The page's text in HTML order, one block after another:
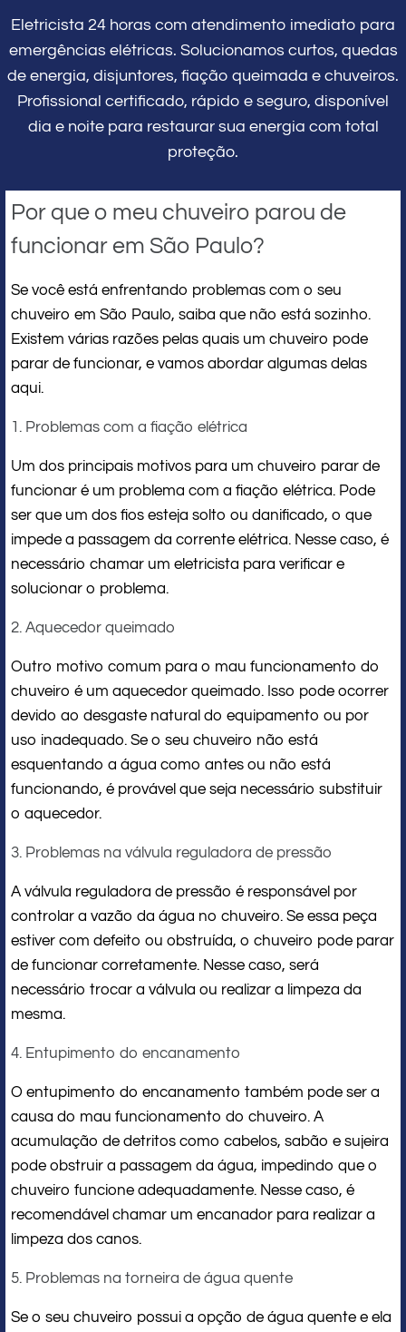
Eletricista 24 horas com atendimento imediato para
emergências elétricas. Solucionamos curtos, quedas
de energia, disjuntores, fiação queimada e chuveiros.
Profissional certificado, rápido e seguro, disponível
dia e noite para restaurar sua energia com total
proteção.
Por que o meu chuveiro parou de
funcionar em São Paulo?
Se você está enfrentando problemas com o seu
chuveiro em São Paulo, saiba que não está sozinho.
Existem várias razões pelas quais um chuveiro pode
parar de funcionar, e vamos abordar algumas delas
aqui.
1. Problemas com a fiação elétrica
Um dos principais motivos para um chuveiro parar de
funcionar é um problema com a fiação elétrica. Pode
ser que um dos fios esteja solto ou danificado, o que
impede a passagem da corrente elétrica. Nesse caso, é
necessário chamar um eletricista para verificar e
solucionar o problema.
2. Aquecedor queimado
Outro motivo comum para o mau funcionamento do
chuveiro é um aquecedor queimado. Isso pode ocorrer
devido ao desgaste natural do equipamento ou por
uso inadequado. Se o seu chuveiro não está
esquentando a água como antes ou não está
funcionando, é provável que seja necessário substituir
o aquecedor.
3. Problemas na válvula reguladora de pressão
A válvula reguladora de pressão é responsável por
controlar a vazão da água no chuveiro. Se essa peça
estiver com defeito ou obstruída, o chuveiro pode parar
de funcionar corretamente. Nesse caso, será
necessário trocar a válvula ou realizar a limpeza da
mesma.
4. Entupimento do encanamento
O entupimento do encanamento também pode ser a
causa do mau funcionamento do chuveiro. A
acumulação de detritos como cabelos, sabão e sujeira
pode obstruir a passagem da água, impedindo que o
chuveiro funcione adequadamente. Nesse caso, é
recomendável chamar um encanador para realizar a
limpeza dos canos.
5. Problemas na torneira de água quente
Se o seu chuveiro possui a opção de água quente e ela